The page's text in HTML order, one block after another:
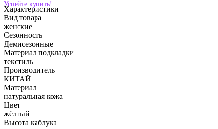
Успейте купить!
Характеристики
Вид товара
женские
Сезонность
Демисезонные
Материал подкладки
текстиль
Производитель
КИТАЙ
Материал
натуральная кожа
Цвет
жёлтый
Высота каблука